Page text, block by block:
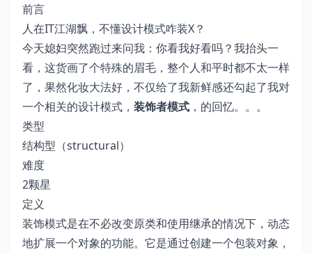
前言
人在IT江湖飘，不懂设计模式咋装X？
今天媳妇突然跑过来问我：你看我好看吗？我抬头一
看，这货画了个特殊的眉毛，整个人和平时都不太一样
了，果然化妆大法好，不仅给了我新鲜感还勾起了我对
一个相关的设计模式， 装饰者模式 ，的回忆。。。
类型
结构型（structural）
难度
2颗星
定义
装饰模式是在不必改变原类和使用继承的情况下，动态
地扩展一个对象的功能。它是通过创建一个包装对象，